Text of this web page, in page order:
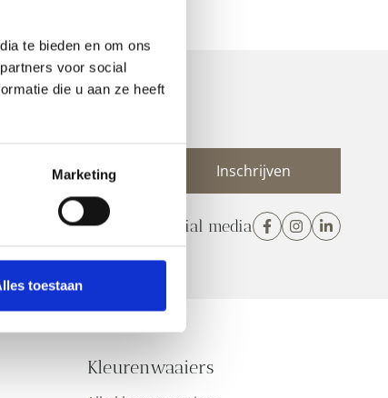
te bieden en om ons
voor social
die u aan ze heeft
Marketing
toestaan
Volg ons op social media
Kleurenwaaiers